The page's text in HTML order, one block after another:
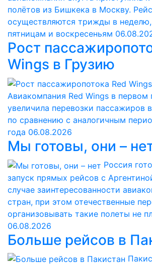
полётов из Бишкека в Москву.
осуществляются трижды в
пятницам и воскресеньям
Рост
Wings в Грузию
Авиакомпания Red Wings в первом
увеличила перевозки пассажиров
по сравнению с аналогичным
года 06.08.2026
Мы готовы, они –
Россия
запуск прямых рейсов с
случае заинтересованности
стран, при этом отечественные
организовывать такие полеты не
06.08.2026
Больше рейсов в